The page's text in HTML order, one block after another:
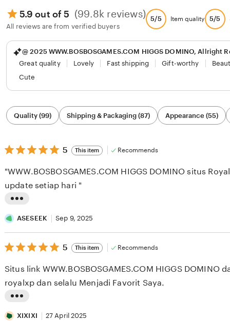
5.9 out of 5 (99.8k reviews)
All reviews are from verified buyers
5/5 Item quality 5/5
@ 2025 WWW.BOSBOSGAMES.COM HIGGS DOMINO, Allright
Great quality
Lovely Fast shipping Gift-worthy
Cute
Filter
by
category
Quality (99) Shipping & Packaging (87) Appearance (55)
5
out
5
stars
5 This item Recommends
i
s
t
n
g
e
"WWW.BOSBOSGAMES.COM HIGGS DOMINO situs
update setiap hari "
ASESEEK Sep 9, 2025
5
out
5
stars
5 This item Recommends
i
Situs link WWW.BOSBOSGAMES.COM HIGGS DOMINO
royalxp dan selalu Menjadi Favorit Saya.
XIXIXI 27 April 2025